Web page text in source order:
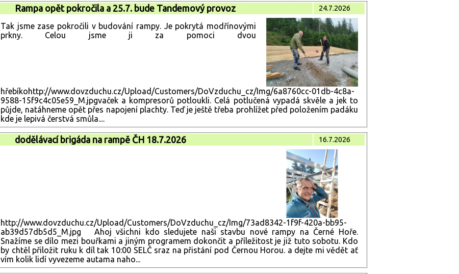
Rampa opět pokročila a 25.7. bude Tandemový provoz 24.7.2026
Tak jsme zase pokročili v budování rampy. Je pokrytá modřínovými
prkny. Celou jsme ji za pomoci dvou
hřebíkohttp://www.dovzduchu.cz/Upload/Customers/DoVzduchu_cz/Img/6a8760cc-01db-4c8a-
9588-15f9c4c05e59_M.jpgvaček a kompresorů potloukli. Celá potlučená vypadá skvěle a jek to
půjde, natáhneme opět přes napojení plachty. Teď je ještě třeba prohlížet před položením padáku
kde je lepivá čerstvá smůla....
dodělávací brigáda na rampě ČH 18.7.2026 16.7.2026
http://www.dovzduchu.cz/Upload/Customers/DoVzduchu_cz/Img/73ad8342-1f9f-420a-bb95-
ab39d57db5d5_M.jpg Ahoj všichni kdo sledujete naši stavbu nové rampy na Černé Hoře.
Snažíme se dílo mezi bouřkami a jiným programem dokončit a příležitost je již tuto sobotu. Kdo
by chtěl přiložit ruku k díl tak 10:00 SELČ sraz na přistání pod Černou Horou. a dejte mi vědět ať
vím kolik lidí vyvezeme autama naho...